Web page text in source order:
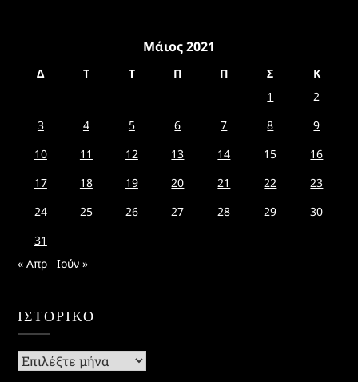
Μάιος 2021
Δ Τ Τ Π Π Σ
Κ
1
2
3
4 5 6 7 8
9
10
11 12 13 14 15
16
17
18 19 20 21 22
23
24
25 26 27 28 29
30
31
« Απρ
Ιούν »
ΙΣΤΟΡΙΚΌ
Ιστορικό